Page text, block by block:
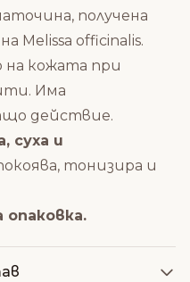
получена
на Melissa officinalis.
кожата при
Има
действие.
суха и
тонизира и
опаковка.